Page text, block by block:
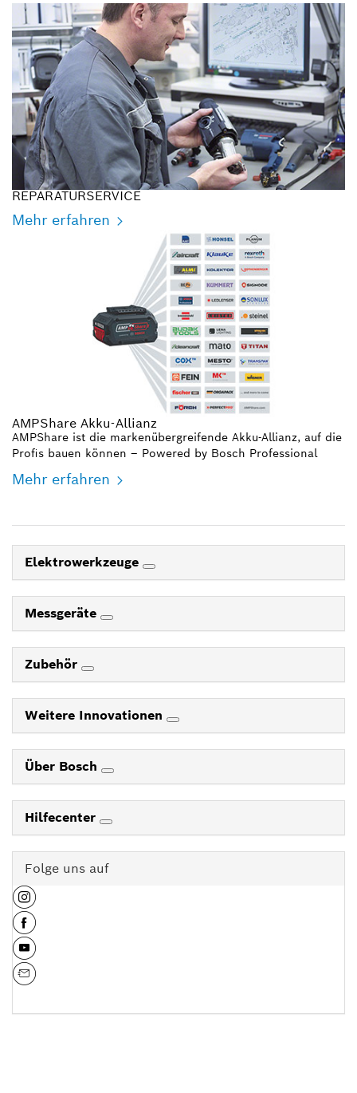
REPARATURSERVICE
Mehr erfahren
AMPShare Akku-Allianz
AMPShare ist die markenübergreifende Akku-Allianz, auf die
Profis bauen können – Powered by Bosch Professional
Mehr erfahren
Elektrowerkzeuge
Messgeräte
Zubehör
Weitere Innovationen
Über Bosch
Hilfecenter
Folge uns auf